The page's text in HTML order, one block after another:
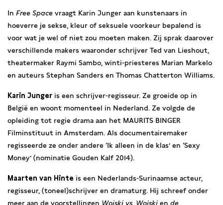
In Free Space vraagt Karin Junger aan kunstenaars in
hoeverre je sekse, kleur of seksuele voorkeur bepalend is
voor wat je wel of niet zou moeten maken. Zij sprak daarover
verschillende makers waaronder schrijver Ted van Lieshout,
theatermaker Raymi Sambo, winti-priesteres Marian Markelo
en auteurs Stephan Sanders en Thomas Chatterton Williams.
Karin Junger is een schrijver-regisseur. Ze groeide op in
België en woont momenteel in Nederland. Ze volgde de
opleiding tot regie drama aan het MAURITS BINGER
Filminstituut in Amsterdam. Als documentairemaker
regisseerde ze onder andere ‘Ik alleen in de klas’ en ‘Sexy
Money’ (nominatie Gouden Kalf 2014).
Maarten van Hinte is een Nederlands-Surinaamse acteur,
regisseur, (toneel)schrijver en dramaturg. Hij schreef onder
meer aan de voorstellingen Woiski vs. Woiski en de